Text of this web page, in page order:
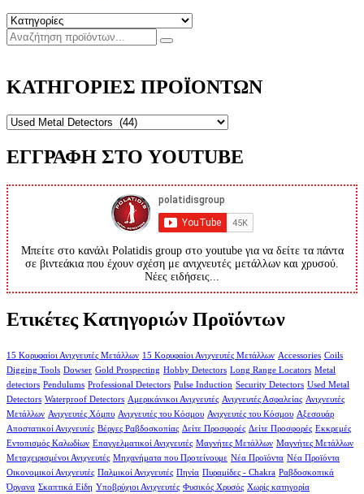
ΚΑΤΗΓΟΡΙΕΣ ΠΡΟΪΟΝΤΩΝ
ΕΓΓΡΑΦΗ ΣΤΟ YOUTUBE
Μπείτε στο κανάλι Polatidis group στο youtube για να δείτε τα πάντα
σε βιντεάκια που έχουν σχέση με ανιχνευτές μετάλλων και χρυσού.
Νέες ειδήσεις...
Ετικέτες Κατηγοριών Προϊόντων
15 Κορυφαίοι Ανιχνευτές Μετάλλων 15 Κορυφαίοι Ανιχνευτές Μετάλλων Accessories Coils
Digging Tools Dowser Gold Prospecting Hobby Detectors Long Range Locators Metal
detectors Pendulums Professional Detectors Pulse Induction Security Detectors Used Metal
Detectors Waterproof Detectors Αμερικάνικοι Ανιχνευτές Ανιχνευτές Ασφαλείας Ανιχνευτές
Μετάλλων Ανιχνευτές Χόμπυ Ανιχνευτές του Κόσμου Ανιχνευτές του Κόσμου Αξεσουάρ
Αποστατικοί Ανιχνευτές Βέργες Ραβδοσκοπίας Δείτε Προσφορές Δείτε Προσφορές Εκκρεμές
Εντοπισμός Καλωδίων Επαγγελματικοί Ανιχνευτές Μαγνήτες Μετάλλων Μαγνήτες Μετάλλων
Μεταχειρισμένοι Ανιχνευτές Μηχανήματα που Προτείνουμε Νέα Προϊόντα Νέα Προϊόντα
Οικονομικοί Ανιχνευτές Παλμικοί Ανιχνευτές Πηνία Πυραμίδες - Chakra Ραβδοσκοπικά
Όργανα Σκαπτικά Είδη Υποβρύχιοι Ανιχνευτές Φυσικός Χρυσός Χωρίς κατηγορία